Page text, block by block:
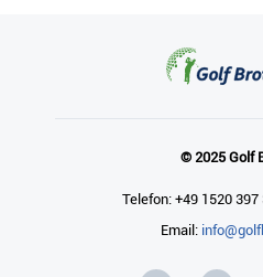
© 2025 Golf
Telefon: +49 1520
Email: